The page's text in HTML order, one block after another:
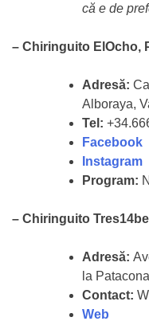
că e de
– Chiringuito ElOcho,
Adresă:
Alboraya,
Tel:
Facebook
Instagram
Program:
– Chiringuito
Adresă:
la
Contact:
Web